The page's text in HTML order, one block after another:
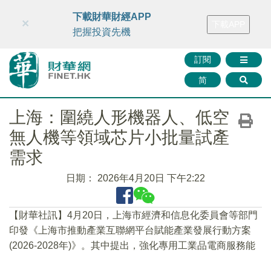
財華智庫網 FINTV FINMETA 財華證券 媒體矩陣
訂閱
简
×
下載財華財經APP
把握投資先機
上海：圍繞人形機器人、低空
無人機等領域芯片小批量試產
需求
日期： 2026年4月20日 下午2:22
​【財華社訊】4月20日，上海市經濟和信息化委員會等部門
印發《上海市推動產業互聯網平台賦能產業發展行動方案
(2026-2028年)》。其中提出，強化專用工業品電商服務能